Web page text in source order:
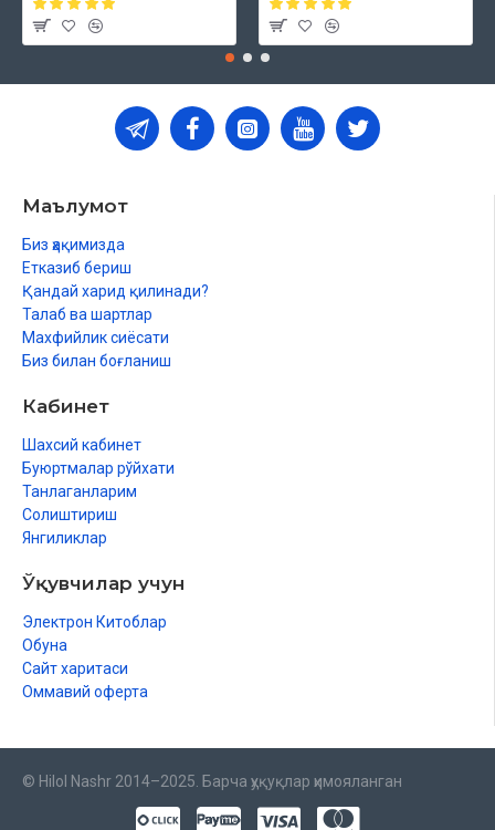
Маълумот
Биз ҳақимизда
Етказиб бериш
Қандай харид қилинади?
Талаб ва шартлар
Махфийлик сиёсати
Биз билан боғланиш
Кабинет
Шахсий кабинет
Буюртмалар рўйхати
Танлаганларим
Солиштириш
Янгиликлар
Ўқувчилар учун
Электрон Китоблар
Обуна
Сайт харитаси
Оммавий оферта
© Hilol Nashr 2014–2025. Барча ҳуқуқлар ҳимояланган